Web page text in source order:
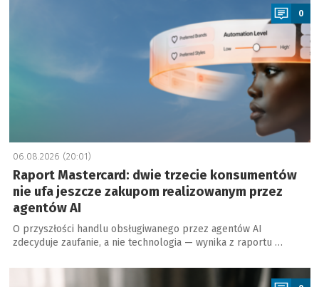
0
06.08.2026 (20:01)
Raport Mastercard: dwie trzecie konsumentów
nie ufa jeszcze zakupom realizowanym przez
agentów AI
O przyszłości handlu obsługiwanego przez agentów AI
zdecyduje zaufanie, a nie technologia — wynika z raportu …
a